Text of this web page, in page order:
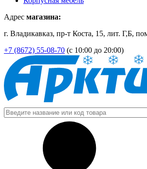
Адрес магазина:
г. Владикавказ, пр-т Коста, 15, лит. Г,Б,
+7 (8672) 55-08-70 (с 10:00 до 20:00)